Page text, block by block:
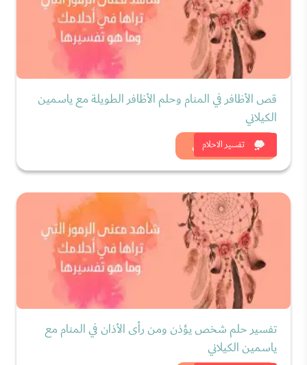
تفسير الاحلام
قص الأظافر في المنام وحلم الأظافر الطويلة مع ياسمين
الكيلاني
شاهد الان
تفسير حلم شخص يؤذن ومن رأى الأذان في المنام مع
ياسمين الكيلاني